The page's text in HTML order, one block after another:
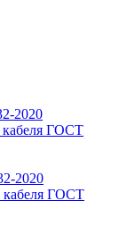
2020
ГОСТ
2020
ГОСТ